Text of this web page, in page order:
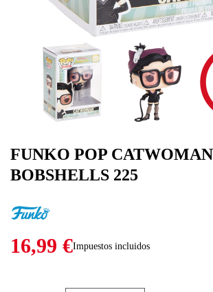
FUNKO POP
BOBSHELLS 225
16,99 €Impuestos incluidos